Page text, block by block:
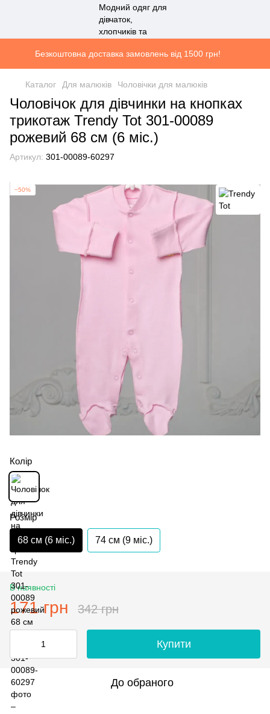
Безкоштовна доставка замовлень від 1500 грн!
Каталог Для малюків Чоловічки для малюків
Чоловічок для дівчинки на кнопках
трикотаж Trendy Tot 301-00089
рожевий 68 см (6 мiс.)
Артикул: 301-00089-60297
−50%
Колір
Розмір
68 см (6 мiс.) 74 см (9 мiс.)
В наявності
171 грн 342 грн
Купити
До обраного